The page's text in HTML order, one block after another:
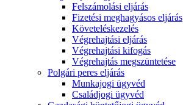
Felszámolási eljárás
Fizetési meghagyásos eljárás
Követeléskezelés
Végrehajtási eljárás
Végrehajtási kifogás
Végrehajtás megszüntetése
Polgári peres eljárás
Munkajogi ügyvéd
Családjogi ügyvéd